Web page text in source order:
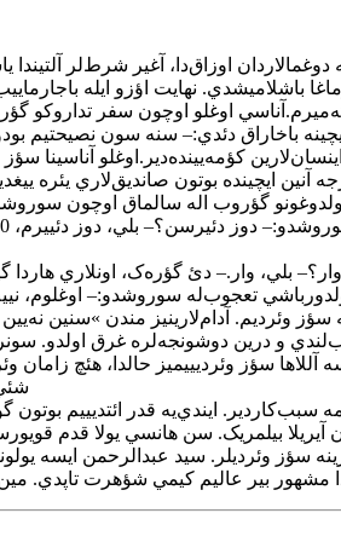
ايچينه باخاراق دئدي:– سنه سون
کؤمه‌يينده‌دير.اوغلو آناسينا
ايچينده بوتون صانديق‌لاري يئره
اولدوغونو گؤروب اله سالماق اوچون
قولدورباشي‌ اوشاق‌دان سوروشدو:– دوغرودان، سنين 40 قيزيل‌ين
قالميشدي. قولدورباشي‌ تعجوب‌له سوروشدو:–
و درين دوشونجه‌لره غرق اولدو.
سؤز وئرديييميز حالدا، هئچ زامان
ايندي‌يه قدر ائتديييم بوتون
آيريلا بيلمريک. سن هانسي يولا قدم
سؤز وئرديلر. سيد عبدالرحمن ايسه